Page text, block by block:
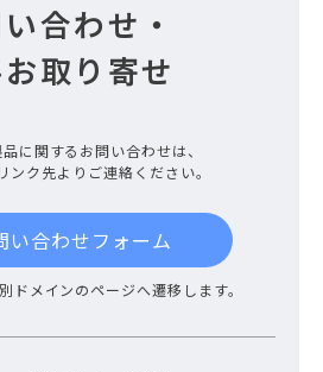
合わせ・
取り寄せ
に関するお問い合わせは、
ンク先よりご連絡ください。
い合わせフォーム
メインのページへ遷移します。